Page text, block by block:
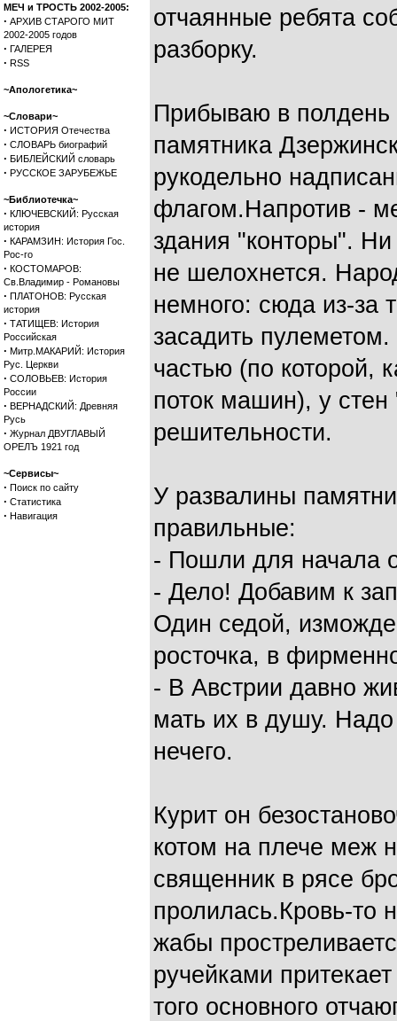
МЕЧ и ТРОСТЬ 2002-2005:
· АРХИВ СТАРОГО МИТ
2002-2005 годов
· ГАЛЕРЕЯ
· RSS
~Апологетика~
~Словари~
· ИСТОРИЯ Отечества
· СЛОВАРЬ биографий
· БИБЛЕЙСКИЙ словарь
· РУССКОЕ ЗАРУБЕЖЬЕ
~Библиотечка~
· КЛЮЧЕВСКИЙ: Русская
история
· КАРАМЗИН: История Гос.
Рос-го
· КОСТОМАРОВ:
Св.Владимир - Романовы
· ПЛАТОНОВ: Русская
история
· ТАТИЩЕВ: История
Российская
· Митр.МАКАРИЙ: История
Рус. Церкви
· СОЛОВЬЕВ: История
России
· ВЕРНАДСКИЙ: Древняя
Русь
· Журнал ДВУГЛАВЫЙ
ОРЕЛЪ 1921 год
~Сервисы~
· Поиск по сайту
· Статистика
· Навигация
отчаянные ребята
разборку.
Прибываю в полдень
памятника
рукодельно
флагом.Напротив -
здания "конторы". Ни
не шелохнется.
немного: сюда из-за
засадить
частью (по которой,
поток машин), у стен
решительности.
У развалины
правильные:
- Пошли для начала
- Дело! Добавим к
Один седой,
росточка, в
- В Австрии давно
мать их в душу. Надо
нечего.
Курит он
котом на плече меж
священник в рясе
пролилась.Кровь-то
жабы
ручейками
того основного